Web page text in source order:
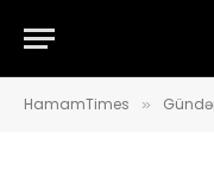
HamamTimes »